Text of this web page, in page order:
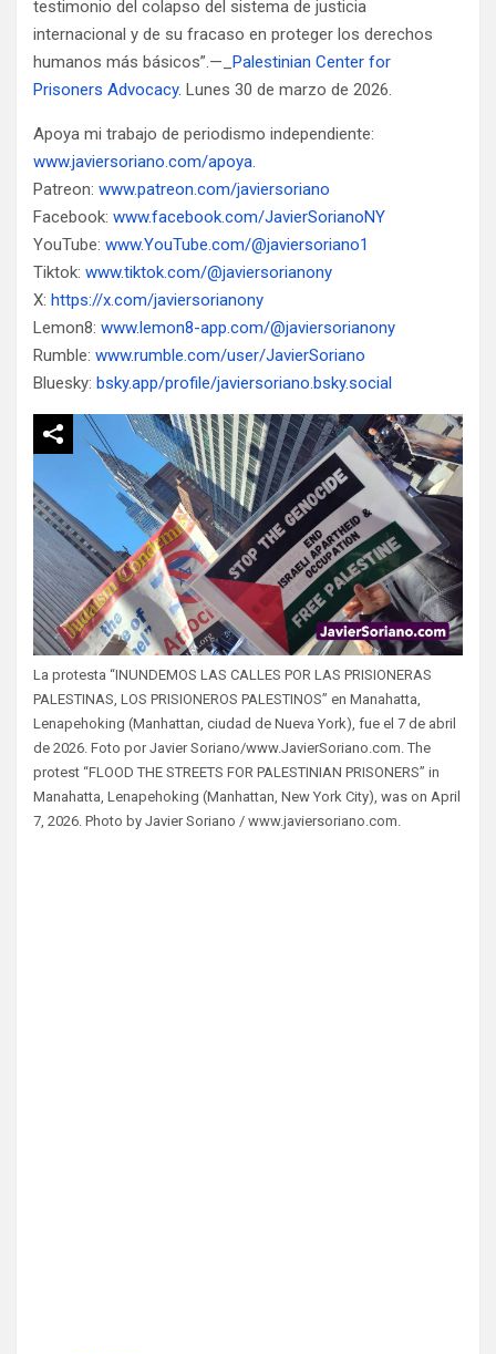
testimonio del colapso del sistema de justicia
internacional y de su fracaso en proteger los derechos
humanos más básicos”.—_ Palestinian Center for
Prisoners Advocacy. Lunes 30 de marzo de 2026.
Apoya mi trabajo de periodismo independiente:
www.javiersoriano.com/apoya.
Patreon: www.patreon.com/javiersoriano
Facebook: www.facebook.com/JavierSorianoNY
YouTube: www.YouTube.com/@javiersoriano1
Tiktok: www.tiktok.com/@javiersorianony
X: https://x.com/javiersorianony
Lemon8: www.lemon8-app.com/@javiersorianony
Rumble: www.rumble.com/user/JavierSoriano
Bluesky: bsky.app/profile/javiersoriano.bsky.social
La protesta “INUNDEMOS LAS CALLES POR LAS PRISIONERAS
PALESTINAS, LOS PRISIONEROS PALESTINOS” en Manahatta,
Lenapehoking (Manhattan, ciudad de Nueva York), fue el 7 de abril
de 2026. Foto por Javier Soriano/www.JavierSoriano.com. The
protest “FLOOD THE STREETS FOR PALESTINIAN PRISONERS” in
Manahatta, Lenapehoking (Manhattan, New York City), was on April
7, 2026. Photo by Javier Soriano / www.javiersoriano.com.